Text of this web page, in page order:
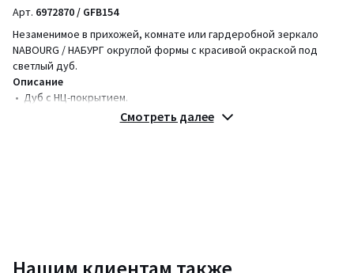
Арт. 6972870 / GFB154
Незаменимое в прихожей, комнате или гардеробной зеркало
NABOURG / НАБУРГ округлой формы с красивой окраской под
светлый дуб.
Описание
• Дуб с НЦ-покрытием.
Смотреть далее
Нашим клиентам также